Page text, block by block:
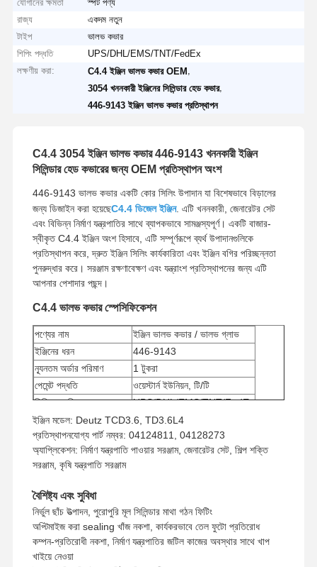
যোগানের ক্ষমতা
স্পট পণ্য
রাজ্য
একদম নতুন
টাইপ
ভালভ কভার
শিপিং পদ্ধতি
UPS/DHL/EMS/TNT/FedEx
লক্ষণীয় করা:
C4.4 ইঞ্জিন ভালভ কভার OEM
3054 খননকারী ইঞ্জিনের সিলিন্ডার হেড কভার,
446-9143 ইঞ্জিন ভালভ কভার প্রতিস্থাপন
C4.4 3054 ইঞ্জিন ভালভ কভার 446-9143 খননকারী ইঞ্জিন
সিলিন্ডার হেড কভারের জন্য OEM প্রতিস্থাপন অংশ
446-9143 ভালভ কভার একটি কোর সিলিং উপাদান যা বিশেষভাবে বিড়ালের
জন্য ডিজাইন করা হয়েছেC4.4 ডিজেল ইঞ্জিন. এটি খননকারী, জেনারেটর সেট
এবং বিভিন্ন নির্মাণ যন্ত্রপাতির সাথে ব্যাপকভাবে সামঞ্জস্যপূর্ণ। একটি বাজার-
স্বীকৃত C4.4 ইঞ্জিন অংশ হিসাবে, এটি সম্পূর্ণরূপে ব্যর্থ উপাদানগুলিকে
প্রতিস্থাপন করে, দ্রুত ইঞ্জিন সিলিং কার্যকারিতা এবং ইঞ্জিন বগির পরিচ্ছন্নতা
পুনরুদ্ধার করে। সরঞ্জাম রক্ষণাবেক্ষণ এবং যন্ত্রাংশ প্রতিস্থাপনের জন্য এটি
আপনার পেশাদার পছন্দ।
C4.4 ভালভ কভার স্পেসিফিকেশন
পণ্যের নাম
ইঞ্জিন ভালভ কভার / ভালভ গ্লাভ
ইঞ্জিনের ধরন
446-9143
ন্যূনতম অর্ডার পরিমাণ
1 টুকরা
পেমেন্ট পদ্ধতি
ওয়েস্টার্ন ইউনিয়ন, টি/টি
শিপিং পদ্ধতি
UPS/DHL/EMS/TNT/FedEx
ইঞ্জিন মডেল: Deutz TCD3.6, TD3.6L4
প্রতিস্থাপনযোগ্য পার্ট নম্বর: 04124811, 04128273
অ্যাপ্লিকেশন: নির্মাণ যন্ত্রপাতি পাওয়ার সরঞ্জাম, জেনারেটর সেট, শিল্প শক্তি
সরঞ্জাম, কৃষি যন্ত্রপাতি সরঞ্জাম
বৈশিষ্ট্য এবং সুবিধা
নির্ভুল ছাঁচ উত্পাদন, পুরোপুরি মূল সিলিন্ডার মাথা গঠন ফিটিং
অপ্টিমাইজ করা sealing খাঁজ নকশা, কার্যকরভাবে তেল ফুটো প্রতিরোধ
কম্পন-প্রতিরোধী নকশা, নির্মাণ যন্ত্রপাতির জটিল কাজের অবস্থার সাথে খাপ
খাইয়ে নেওয়া